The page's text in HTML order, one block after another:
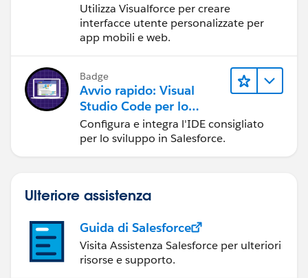
Utilizza Visualforce per creare
interfacce utente personalizzate per
app mobili e web.
Badge
Avvio rapido: Visual
Studio Code per lo
sviluppo in Salesforce
Configura e integra l'IDE consigliato
per lo sviluppo in Salesforce.
Ulteriore assistenza
Guida di Salesforce
Visita Assistenza Salesforce per ulteriori
risorse e supporto.